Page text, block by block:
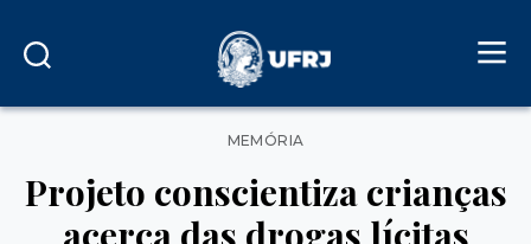
Categorias
MEMÓRIA
Projeto conscientiza crianças
acerca das drogas lícitas